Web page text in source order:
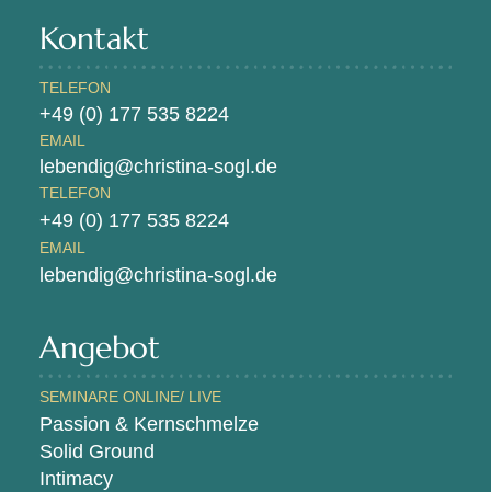
Kontakt
TELEFON
+49 (0) 177 535 8224
EMAIL
lebendig@christina-sogl.de
TELEFON
+49 (0) 177 535 8224
EMAIL
lebendig@christina-sogl.de
Angebot
SEMINARE ONLINE/ LIVE
Passion & Kernschmelze
Solid Ground
Intimacy